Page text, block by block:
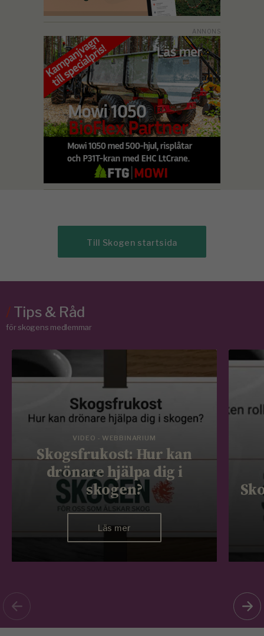
Till Skogen startsida
/Tips & Råd
för skogens medlemmar
VIDEO - WEBBINARIUM
Skogsfrukost: Hur kan
drönare hjälpa dig i
skogen?
Läs mer